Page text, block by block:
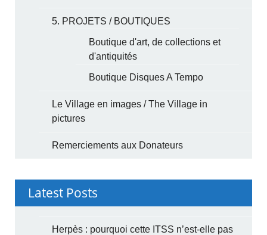
5. PROJETS / BOUTIQUES
Boutique d'art, de collections et
d'antiquités
Boutique Disques A Tempo
Le Village en images / The Village in
pictures
Remerciements aux Donateurs
Latest Posts
Herpès : pourquoi cette ITSS n’est-elle pas